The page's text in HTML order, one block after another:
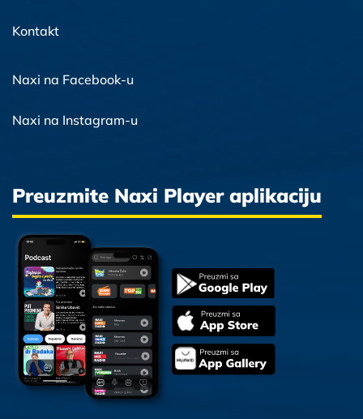
Kontakt
Naxi na Facebook-u
Naxi na Instagram-u
Preuzmite Naxi Player aplikaciju